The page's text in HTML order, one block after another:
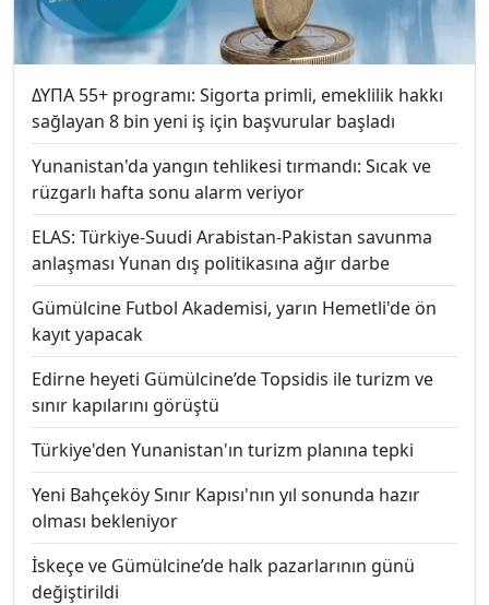
ΔΥΠΑ 55+ programı: Sigorta primli, emeklilik hakkı
sağlayan 8 bin yeni iş için başvurular başladı
Yunanistan'da yangın tehlikesi tırmandı: Sıcak ve
rüzgarlı hafta sonu alarm veriyor
ELAS: Türkiye-Suudi Arabistan-Pakistan savunma
anlaşması Yunan dış politikasına ağır darbe
Gümülcine Futbol Akademisi, yarın Hemetli'de ön
kayıt yapacak
Edirne heyeti Gümülcine’de Topsidis ile turizm ve
sınır kapılarını görüştü
Türkiye'den Yunanistan'ın turizm planına tepki
Yeni Bahçeköy Sınır Kapısı'nın yıl sonunda hazır
olması bekleniyor
İskeçe ve Gümülcine’de halk pazarlarının günü
değiştirildi